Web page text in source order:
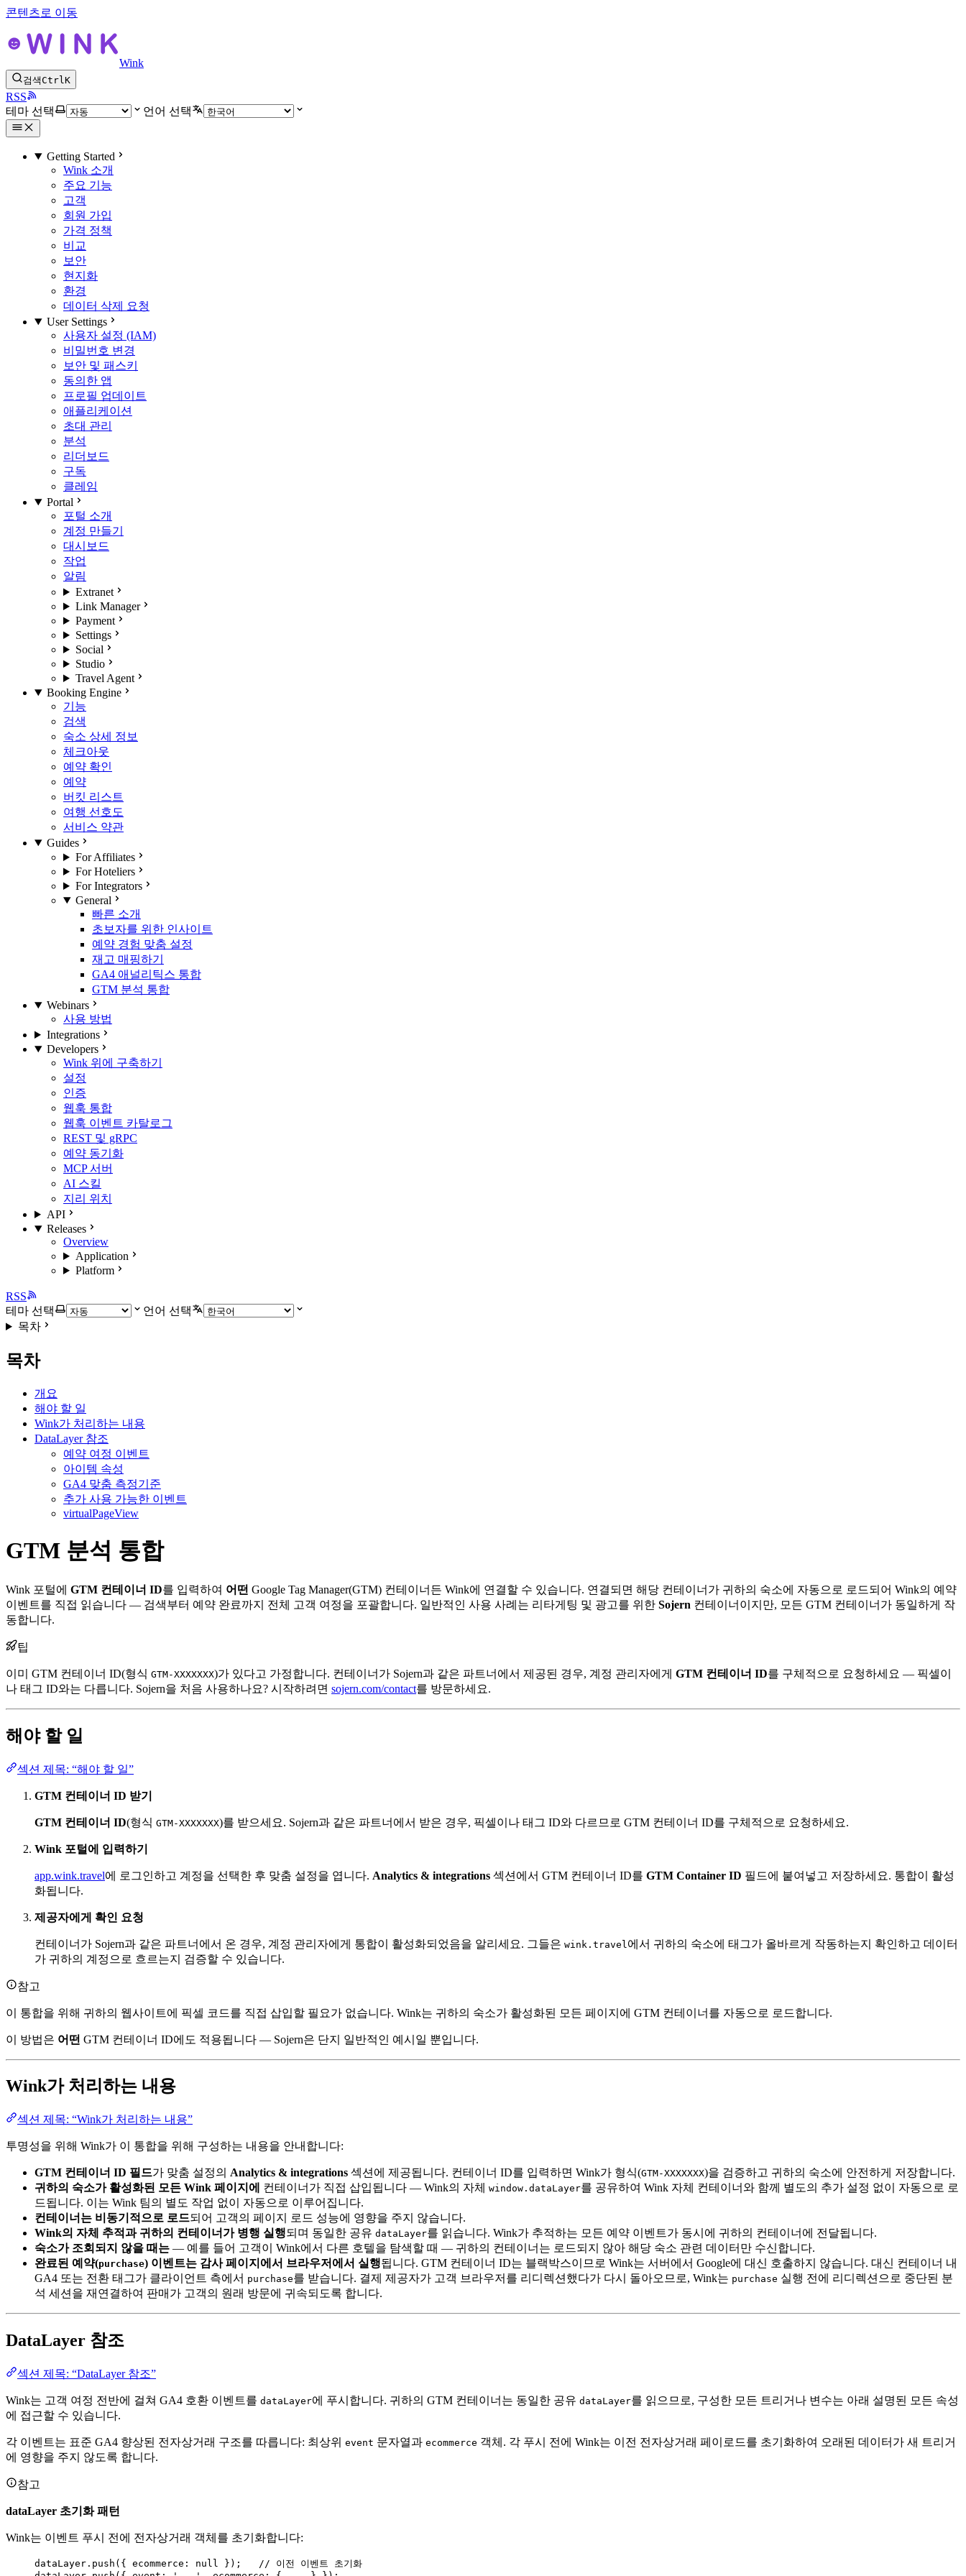
콘텐츠로 이동
Wink
검색CtrlK
RSS
테마 선택
언어 선택
Getting Started
Wink 소개
주요 기능
고객
회원 가입
가격 정책
비교
보안
현지화
환경
데이터 삭제 요청
User Settings
사용자 설정 (IAM)
비밀번호 변경
보안 및 패스키
동의한 앱
프로필 업데이트
애플리케이션
초대 관리
분석
리더보드
구독
클레임
Portal
포털 소개
계정 만들기
대시보드
작업
알림
Extranet
Link Manager
Payment
Settings
Social
Studio
Travel Agent
Booking Engine
기능
검색
숙소 상세 정보
체크아웃
예약 확인
예약
버킷 리스트
여행 선호도
서비스 약관
Guides
For Affiliates
For Hoteliers
For Integrators
General
빠른 소개
초보자를 위한 인사이트
예약 경험 맞춤 설정
재고 매핑하기
GA4 애널리틱스 통합
GTM 분석 통합
Webinars
사용 방법
Integrations
Developers
Wink 위에 구축하기
설정
인증
웹훅 통합
웹훅 이벤트 카탈로그
REST 및 gRPC
예약 동기화
MCP 서버
AI 스킬
지리 위치
API
Releases
Overview
Application
Platform
RSS
테마 선택
언어 선택
목차
목차
개요
해야 할 일
Wink가 처리하는 내용
DataLayer 참조
예약 여정 이벤트
아이템 속성
GA4 맞춤 측정기준
추가 사용 가능한 이벤트
virtualPageView
GTM 분석 통합
Wink 포털에 GTM 컨테이너 ID를 입력하여 어떤 Google Tag Manager(GTM) 컨테이너든 Wink에 연결할 수 있습니다. 연결되면 해당 컨테이너가 귀하의 숙소에 자동으로 로드되어 Wink의 예약
이벤트를 직접 읽습니다 — 검색부터 예약 완료까지 전체 고객 여정을 포괄합니다. 일반적인 사용 사례는 리타게팅 및 광고를 위한 Sojern 컨테이너이지만, 모든 GTM 컨테이너가 동일하게 작
동합니다.
팁
이미 GTM 컨테이너 ID(형식 GTM-XXXXXXX)가 있다고 가정합니다. 컨테이너가 Sojern과 같은 파트너에서 제공된 경우, 계정 관리자에게 GTM 컨테이너 ID를 구체적으로 요청하세요 — 픽셀이
나 태그 ID와는 다릅니다. Sojern을 처음 사용하나요? 시작하려면 sojern.com/contact를 방문하세요.
해야 할 일
섹션 제목: “해야 할 일”
GTM 컨테이너 ID 받기
GTM 컨테이너 ID(형식 GTM-XXXXXXX)를 받으세요. Sojern과 같은 파트너에서 받은 경우, 픽셀이나 태그 ID와 다르므로 GTM 컨테이너 ID를 구체적으로 요청하세요.
Wink 포털에 입력하기
app.wink.travel에 로그인하고 계정을 선택한 후 맞춤 설정을 엽니다. Analytics & integrations 섹션에서 GTM 컨테이너 ID를 GTM Container ID 필드에 붙여넣고 저장하세요. 통합이 활성
화됩니다.
제공자에게 확인 요청
컨테이너가 Sojern과 같은 파트너에서 온 경우, 계정 관리자에게 통합이 활성화되었음을 알리세요. 그들은 wink.travel 에서 귀하의 숙소에 태그가 올바르게 작동하는지 확인하고 데이터
가 귀하의 계정으로 흐르는지 검증할 수 있습니다.
참고
이 통합을 위해 귀하의 웹사이트에 픽셀 코드를 직접 삽입할 필요가 없습니다. Wink는 귀하의 숙소가 활성화된 모든 페이지에 GTM 컨테이너를 자동으로 로드합니다.
이 방법은 어떤 GTM 컨테이너 ID에도 적용됩니다 — Sojern은 단지 일반적인 예시일 뿐입니다.
Wink가 처리하는 내용
섹션 제목: “Wink가 처리하는 내용”
투명성을 위해 Wink가 이 통합을 위해 구성하는 내용을 안내합니다:
GTM 컨테이너 ID 필드가 맞춤 설정의 Analytics & integrations 섹션에 제공됩니다. 컨테이너 ID를 입력하면 Wink가 형식(GTM-XXXXXXX)을 검증하고 귀하의 숙소에 안전하게 저장합니다.
귀하의 숙소가 활성화된 모든 Wink 페이지에
컨테이너가 직접 삽입됩니다 — Wink의 자체 window.dataLayer를 공유하여 Wink 자체 컨테이너와 함께 별도의 추가 설정 없이 자동으로 로
드됩니다. 이는 Wink 팀의 별도 작업 없이 자동으로 이루어집니다.
컨테이너는 비동기적으로 로드되어 고객의 페이지 로드 성능에 영향을 주지 않습니다.
Wink의 자체 추적과 귀하의 컨테이너가 병행 실행되며 동일한 공유 dataLayer를 읽습니다. Wink가 추적하는 모든 예약 이벤트가 동시에 귀하의 컨테이너에 전달됩니다.
숙소가 조회되지 않을 때는 — 예를 들어 고객이 Wink에서 다른 호텔을 탐색할 때 — 귀하의 컨테이너는 로드되지 않아 해당 숙소 관련 데이터만 수신합니다.
완료된 예약(purchase) 이벤트는 감사 페이지에서 브라우저에서 실행됩니다. GTM 컨테이너 ID는 블랙박스이므로 Wink는 서버에서 Google에 대신 호출하지 않습니다. 대신 컨테이너 내
GA4 또는 전환 태그가 클라이언트 측에서 purchase를 받습니다. 결제 제공자가 고객 브라우저를 리디렉션했다가 다시 돌아오므로, Wink는 purchase 실행 전에 리디렉션으로 중단된 분
석 세션을 재연결하여 판매가 고객의 원래 방문에 귀속되도록 합니다.
DataLayer 참조
섹션 제목: “DataLayer 참조”
Wink는 고객 여정 전반에 걸쳐 GA4 호환 이벤트를 dataLayer에 푸시합니다. 귀하의 GTM 컨테이너는 동일한 공유 dataLayer를 읽으므로, 구성한 모든 트리거나 변수는 아래 설명된 모든 속성
에 접근할 수 있습니다.
각 이벤트는 표준 GA4 향상된 전자상거래 구조를 따릅니다: 최상위 event 문자열과 ecommerce 객체. 각 푸시 전에 Wink는 이전 전자상거래 페이로드를 초기화하여 오래된 데이터가 새 트리거
에 영향을 주지 않도록 합니다.
참고
dataLayer 초기화 패턴
Wink는 이벤트 푸시 전에 전자상거래 객체를 초기화합니다:
dataLayer . push ({ ecommerce: null }); // 이전 이벤트 초기화